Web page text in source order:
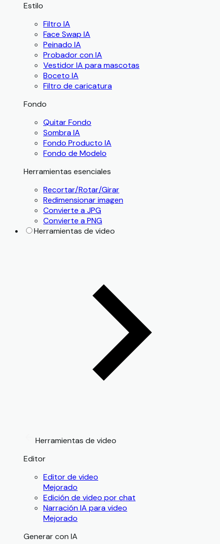
Estilo
Filtro IA
Face Swap IA
Peinado IA
Probador con IA
Vestidor IA para mascotas
Boceto IA
Filtro de caricatura
Fondo
Quitar Fondo
Sombra IA
Fondo Producto IA
Fondo de Modelo
Herramientas esenciales
Recortar/Rotar/Girar
Redimensionar imagen
Convierte a JPG
Convierte a PNG
Herramientas de video
Herramientas de video
Editor
Editor de video
Mejorado
Edición de video por chat
Narración IA para video
Mejorado
Generar con IA